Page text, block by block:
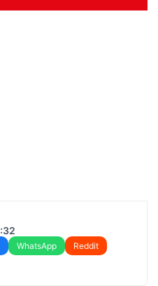
WhatsApp
Reddit